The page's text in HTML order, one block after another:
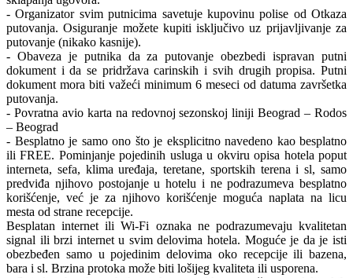
- Organizator svim putnicima savetuje kupovinu polise od Otkaza
putovanja. Osiguranje možete kupiti isključivo uz prijavljivanje za
putovanje (nikako kasnije).
- Obaveza je putnika da za putovanje obezbedi ispravan putni
dokument i da se pridržava carinskih i svih drugih propisa. Putni
dokument mora biti važeći minimum 6 meseci od datuma završetka
putovanja.
- Povratna avio karta na redovnoj sezonskoj liniji Beograd – Rodos
– Beograd
- Besplatno je samo ono što je eksplicitno navedeno kao besplatno
ili FREE. Pominjanje pojedinih usluga u okviru opisa hotela poput
interneta, sefa, klima uređaja, teretane, sportskih terena i sl, samo
predviđa njihovo postojanje u hotelu i ne podrazumeva besplatno
korišćenje, već je za njihovo korišćenje moguća naplata na licu
mesta od strane recepcije.
Besplatan internet ili Wi-Fi oznaka ne podrazumevaju kvalitetan
signal ili brzi internet u svim delovima hotela. Moguće je da je isti
obezbeđen samo u pojedinim delovima oko recepcije ili bazena,
bara i sl. Brzina protoka može biti lošijeg kvaliteta ili usporena.